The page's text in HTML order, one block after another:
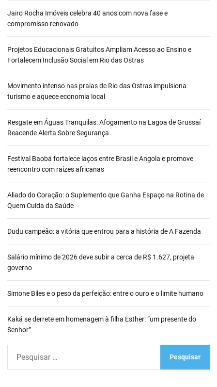
Jairo Rocha Imóveis celebra 40 anos com nova fase e
compromisso renovado
Projetos Educacionais Gratuitos Ampliam Acesso ao Ensino e
Fortalecem Inclusão Social em Rio das Ostras
Movimento intenso nas praias de Rio das Ostras impulsiona
turismo e aquece economia local
Resgate em Águas Tranquilas: Afogamento na Lagoa de Grussaí
Reacende Alerta Sobre Segurança
Festival Baobá fortalece laços entre Brasil e Angola e promove
reencontro com raízes africanas
Aliado do Coração: o Suplemento que Ganha Espaço na Rotina de
Quem Cuida da Saúde
Dudu campeão: a vitória que entrou para a história de A Fazenda
Salário mínimo de 2026 deve subir a cerca de R$ 1.627, projeta
governo
Simone Biles e o peso da perfeição: entre o ouro e o limite humano
Kaká se derrete em homenagem à filha Esther: “um presente do
Senhor”